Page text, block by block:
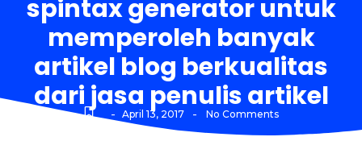
spintax generator untuk
memperoleh banyak
artikel blog berkualitas
dari jasa penulis artikel
- April 13, 2017 - No Comments